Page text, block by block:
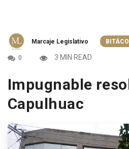
Marcaje Legislativo
0 3 MIN READ
Impugnable
Capulhuac